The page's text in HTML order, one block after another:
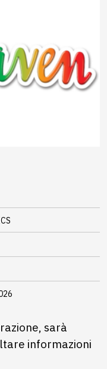
sarà
informazioni